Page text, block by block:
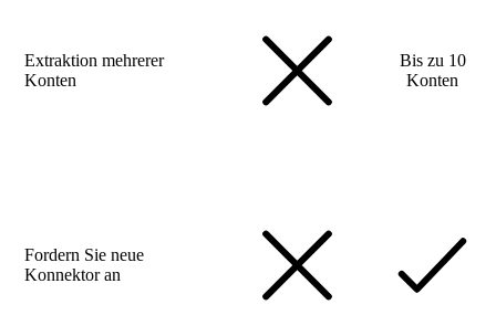
Extraktion mehrerer
Konten
Bis zu 10
Konten
Fordern Sie neue
Konnektor an